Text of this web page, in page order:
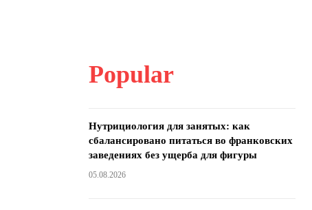
Popular
Нутрициология для занятых: как
сбалансировано питаться во франковских
заведениях без ущерба для фигуры
05.08.2026